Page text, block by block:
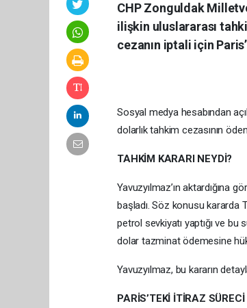
CHP Zonguldak
ilişkin uluslararası
cezanın iptali için
Sosyal medya hesabından
dolarlık tahkim cezasının
TAHKİM KARARI NEYDİ?
Yavuzyılmaz’ın aktardığına
başladı. Söz konusu kararda
petrol sevkiyatı yaptığı ve
dolar tazminat ödemesine
Yavuzyılmaz, bu kararın
PARİS’TEKİ İTİRAZ